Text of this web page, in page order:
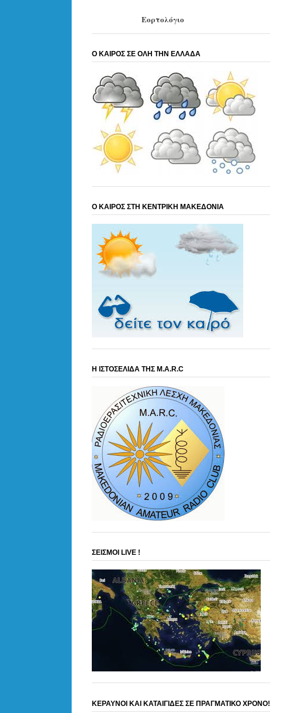
Εορτολόγιο
Ο ΚΑΙΡΟΣ ΣΕ ΟΛΗ ΤΗΝ ΕΛΛΑΔΑ
Ο ΚΑΙΡΟΣ ΣΤΗ ΚΕΝΤΡΙΚΗ ΜΑΚΕΔΟΝΙΑ
Η ΙΣΤΟΣΕΛΙΔΑ ΤΗΣ M.A.R.C
ΣΕΙΣΜΟΙ LIVE !
ΚΕΡΑΥΝΟΙ ΚΑΙ ΚΑΤΑΙΓΙΔΕΣ ΣΕ ΠΡΑΓΜΑΤΙΚΟ ΧΡΟΝΟ!